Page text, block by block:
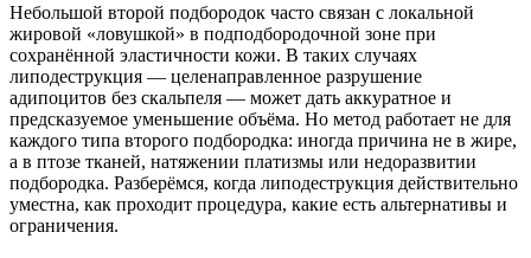
Небольшой второй подбородок часто связан с локальной
жировой «ловушкой» в подподбородочной зоне при
сохранённой эластичности кожи. В таких случаях
липодеструкция — целенаправленное разрушение
адипоцитов без скальпеля — может дать аккуратное и
предсказуемое уменьшение объёма. Но метод работает не для
каждого типа второго подбородка: иногда причина не в жире,
а в птозе тканей, натяжении платизмы или недоразвитии
подбородка. Разберёмся, когда липодеструкция действительно
уместна, как проходит процедура, какие есть альтернативы и
ограничения.